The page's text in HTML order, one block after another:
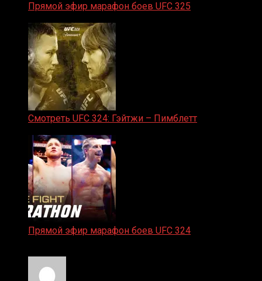
Прямой эфир марафон боев UFC 325
Смотреть UFC 324: Гэйтжи – Пимблетт
Прямой эфир марафон боев UFC 324